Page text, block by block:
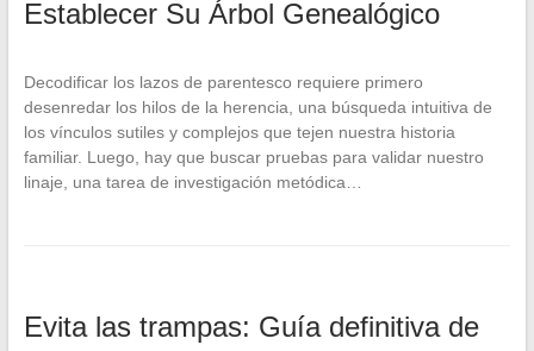
Establecer Su Árbol Genealógico
Decodificar los lazos de parentesco requiere primero
desenredar los hilos de la herencia, una búsqueda intuitiva de
los vínculos sutiles y complejos que tejen nuestra historia
familiar. Luego, hay que buscar pruebas para validar nuestro
linaje, una tarea de investigación metódica…
Evita las trampas: Guía definitiva de